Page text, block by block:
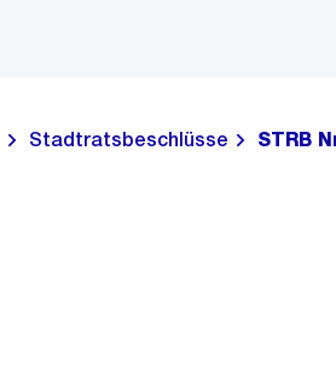
Stadtratsbeschlüsse STRB